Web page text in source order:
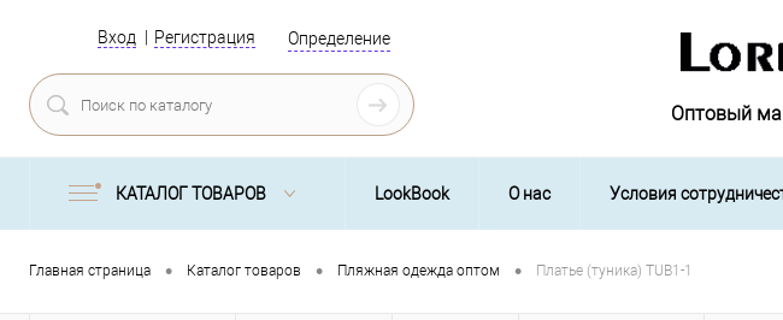
Вход Регистрация Определение
Оптовый
КАТАЛОГ ТОВАРОВ LookBook О нас Условия
Главная страница • Каталог товаров • Пляжная одежда оптом • Платье (туника) TUB1-1